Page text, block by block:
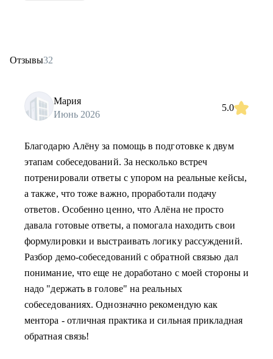
Отзывы32
Мария
Июнь 2026
5.0
Благодарю Алёну за помощь в подготовке к двум
этапам собеседований. За несколько встреч
потренировали ответы с упором на реальные кейсы,
а также, что тоже важно, проработали подачу
ответов. Особенно ценно, что Алёна не просто
давала готовые ответы, а помогала находить свои
формулировки и выстраивать логику рассуждений.
Разбор демо-собеседований с обратной связью дал
понимание, что еще не доработано с моей стороны и
надо "держать в голове" на реальных
собеседованиях. Однозначно рекомендую как
ментора - отличная практика и сильная прикладная
обратная связь!